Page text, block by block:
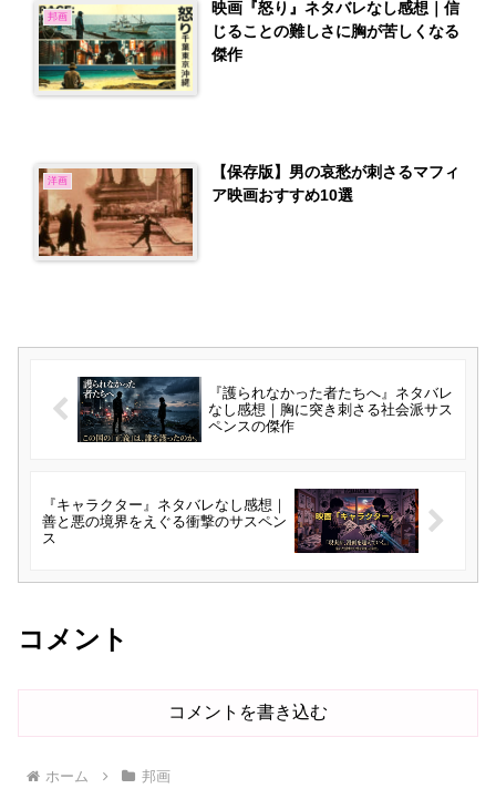
邦画
映画『怒り』ネタバレなし感想｜信
じることの難しさに胸が苦しくなる
傑作
洋画
【保存版】男の哀愁が刺さるマフィ
ア映画おすすめ10選
『護られなかった者たちへ』ネタバレ
なし感想｜胸に突き刺さる社会派サス
ペンスの傑作
『キャラクター』ネタバレなし感想｜
善と悪の境界をえぐる衝撃のサスペン
ス
コメント
コメントを書き込む
ホーム 邦画